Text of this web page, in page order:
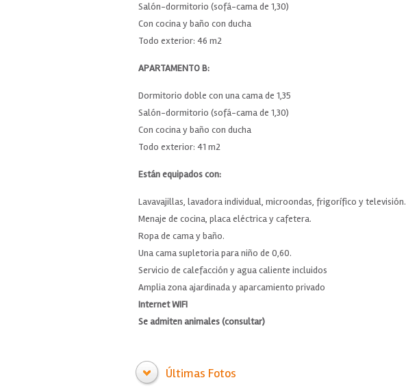
Salón-dormitorio (sofá-cama de 1,30)
Con cocina y baño con ducha
Todo exterior: 46 m2
APARTAMENTO B:
Dormitorio doble con una cama de 1,35
Salón-dormitorio (sofá-cama de 1,30)
Con cocina y baño con ducha
Todo exterior: 41 m2
Están equipados con:
Lavavajillas, lavadora individual, microondas, frigorífico y televisión.
Menaje de cocina, placa eléctrica y cafetera.
Ropa de cama y baño.
Una cama supletoria para niño de 0,60.
Servicio de calefacción y agua caliente incluidos
Amplia zona ajardinada y aparcamiento privado
Internet WIFI
Se admiten animales (consultar)
Últimas Fotos